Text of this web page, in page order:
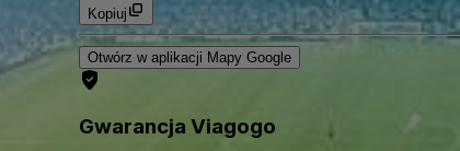
Kopiuj
Otwórz w aplikacji Mapy Google
Gwarancja Viagogo